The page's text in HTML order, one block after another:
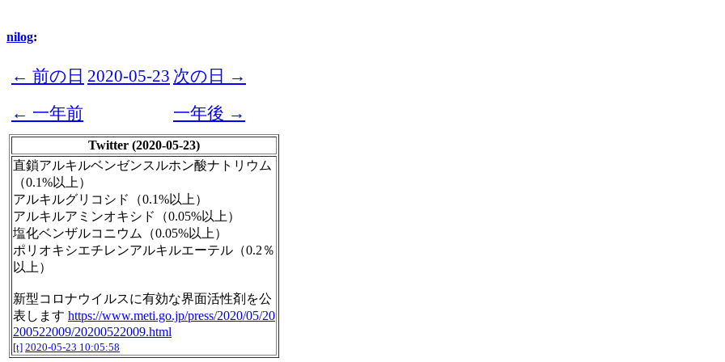
nilog:
← 前の日 2020-05-23 次の日 →
← 一年前
一年後 →
Twitter (2020-05-23)
直鎖アルキルベンゼンスルホン酸ナトリウム
（0.1%以上）
アルキルグリコシド（0.1%以上）
アルキルアミンオキシド（0.05%以上）
塩化ベンザルコニウム（0.05%以上）
ポリオキシエチレンアルキルエーテル（0.2％
以上）
新型コロナウイルスに有効な界面活性剤を公
表します https://www.meti.go.jp/press/2020/05/20
200522009/20200522009.html
[t] 2020-05-23 10:05:58